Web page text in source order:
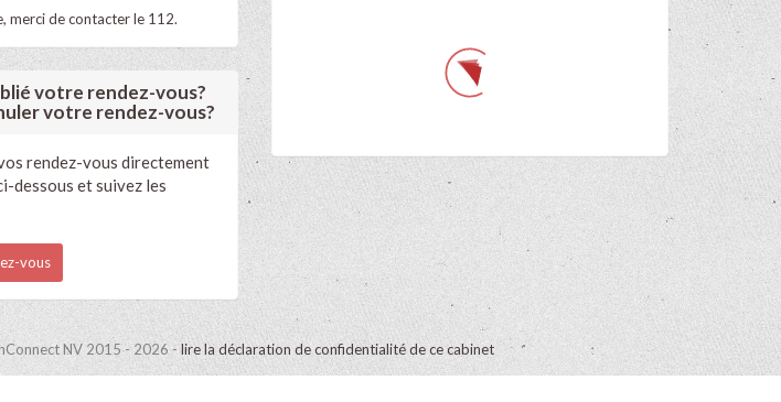
merci de contacter le 112.
votre rendez-vous?
votre rendez-vous?
rendez-vous directement
dessous et suivez les
vous
NV 2015 - 2026 -lire la déclaration de confidentialité de ce cabinet